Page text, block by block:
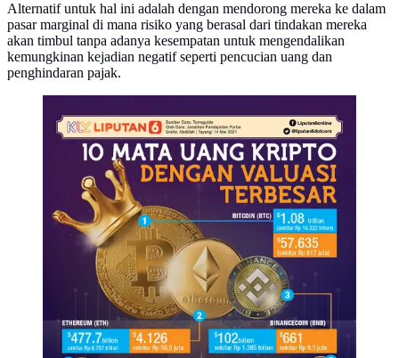
Alternatif untuk hal ini adalah dengan mendorong mereka ke dalam
pasar marginal di mana risiko yang berasal dari tindakan mereka
akan timbul tanpa adanya kesempatan untuk mengendalikan
kemungkinan kejadian negatif seperti pencucian uang dan
penghindaran pajak.